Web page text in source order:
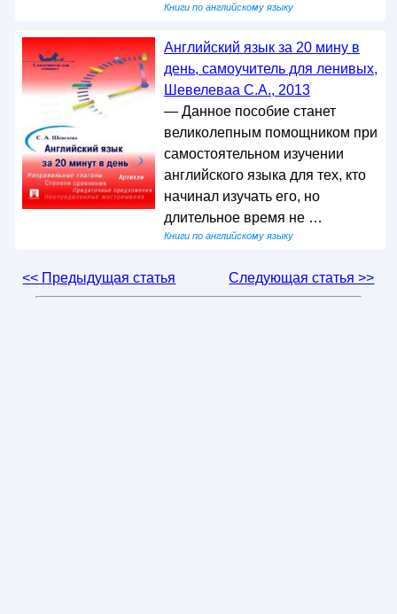
Книги по английскому языку
Английский язык за 20 мину в
день, самоучитель для ленивых,
Шевелеваа С.А., 2013
— Данное пособие станет
великолепным помощником при
самостоятельном изучении
английского языка для тех, кто
начинал изучать его, но
длительное время не …
Книги по английскому языку
<< Предыдущая статья Следующая статья >>